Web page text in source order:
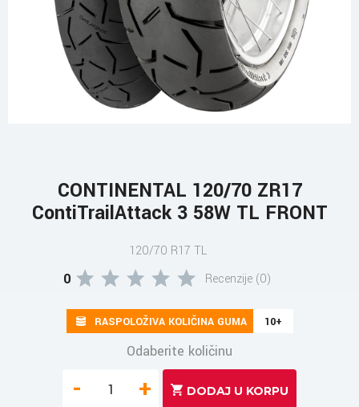
CONTINENTAL 120/70 ZR17
ContiTrailAttack 3 58W TL FRONT
120/70 R17 TL
0 Recenzije (0)
RASPOLOŽIVA KOLIČINA GUMA 10+
Odaberite količinu
- +